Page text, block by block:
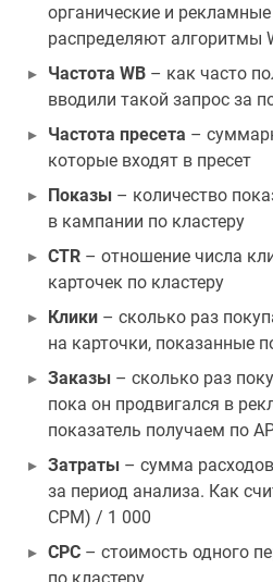
органические и
распределяют алгоритмы
Частота WB – как часто
вводили такой запрос за
Частота пресета –
которые входят в пресет
Показы – количество
в кампании по кластеру
CTR – отношение числа
карточек по кластеру
Клики – сколько раз
на карточки, показанные
Заказы – сколько раз
пока он продвигался в
показатель получаем по
Затраты – сумма
за период анализа. Как
CPM) / 1 000
СРС – стоимость одного
по кластеру